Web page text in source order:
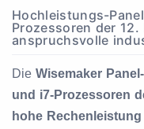
Hochleistungs-
Prozessoren der
anspruchsvolle
Die Wisemaker
und i7-Prozessoren
hohe Rechenleistung